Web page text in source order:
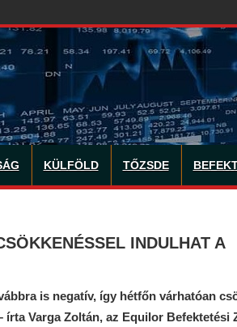
KÜLFÖLD TŐZSDE
INDULHAT A
is negatív, így hétfőn várhatóan
Varga Zoltán, az Equilor Befektetési